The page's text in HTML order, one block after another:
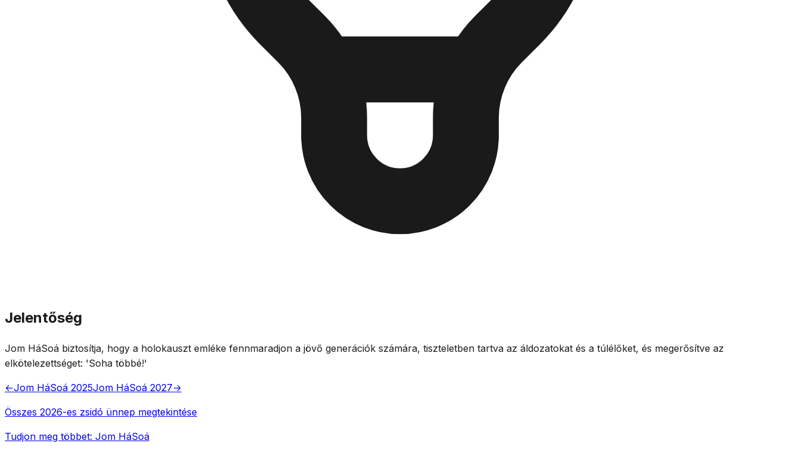
Jelentőség
Jom HáSoá biztosítja, hogy a holokauszt emléke fennmaradjon a jövő generációk számára, tiszteletben tartva az áldozatokat és a túlélőket, és megerősítve az
elkötelezettséget: 'Soha többé!'
←Jom HáSoá 2025Jom HáSoá 2027→
Összes 2026-es zsidó ünnep megtekintése
Tudjon meg többet: Jom HáSoá